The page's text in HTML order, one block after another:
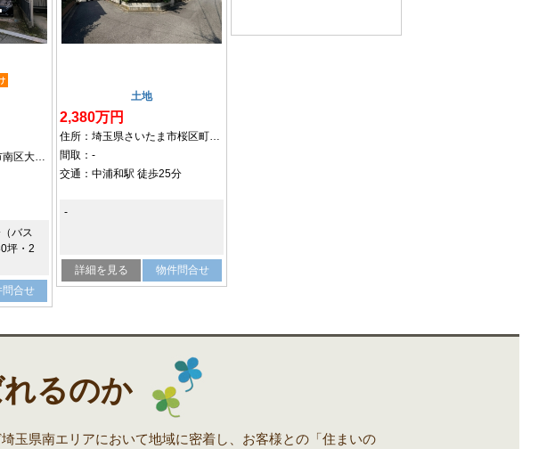
住所：埼玉県さいたま市南区大谷口975
バス
坪・2
問合せ
土地
2,380万円
住所：埼玉県さいたま市桜区町谷3
間取：-
交通： 中浦和駅 徒歩25分
-
詳細を見る 物件問合せ
るのか
玉県南エリアにおいて地域に密着し、お客様との「住まいの